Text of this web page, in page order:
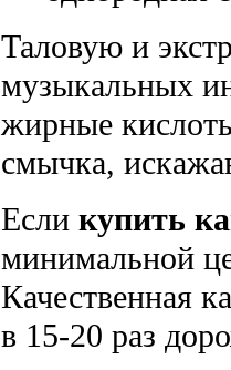
Таловую и
музыкальных
жирные
смычка,
Если купить
минимальной
Качественная
в 15-20 раз